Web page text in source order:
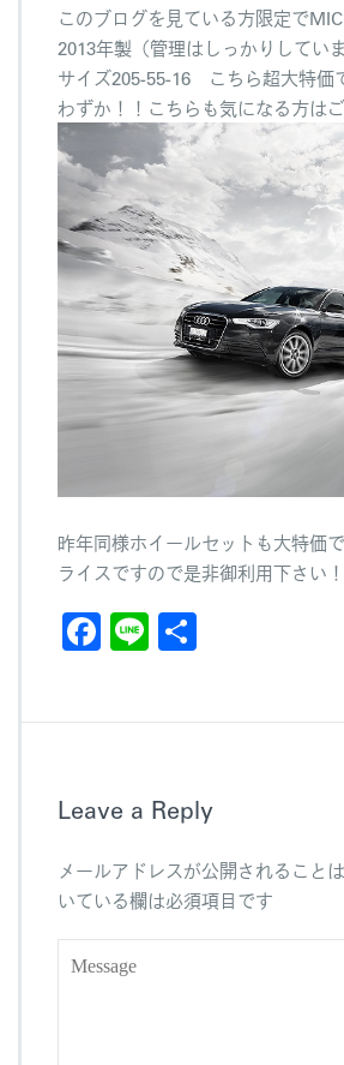
このブログを見ている方限定で
2013年製（管理はしっかりしてい
サイズ205-55-16 こちら超大特価
わずか！！こちらも気になる方はご
昨年同様ホイールセットも大特価
ライスですので是非御利用下さい！
F
o
o
k
Li
Leave a Reply
メールアドレスが公開されること
いている欄は必須項目です